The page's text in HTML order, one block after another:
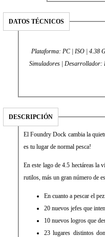
DATOS TÉCNICOS
Plataforma: PC | ISO | 4.38
Simuladores | Desarrollador: Dovetail Games | Editor: Dovetail
DESCRIPCIÓN
El Foundry Dock cambia la
es tu lugar de normal pesca!
En este lago de 4.5 hectáreas la
rutilos, más un gran número de
En cuanto a pescar el
20 nuevos jefes que
10 nuevos logros que
23 lugares distintos